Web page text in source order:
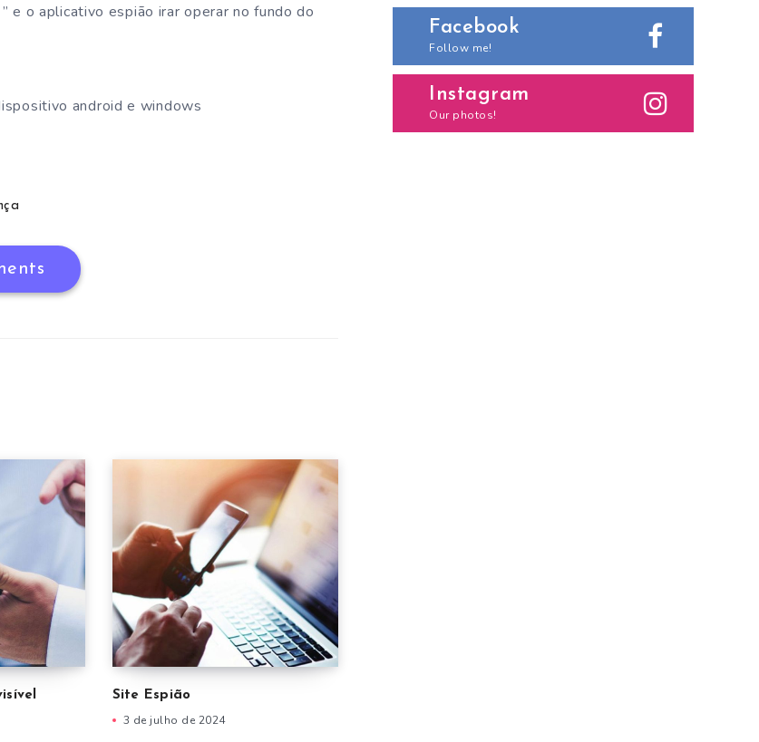
e o aplicativo espião irar operar no fundo do
android e windows
Site Espião
3 de julho de 2024
Facebook
Follow me!
Instagram
Our photos!